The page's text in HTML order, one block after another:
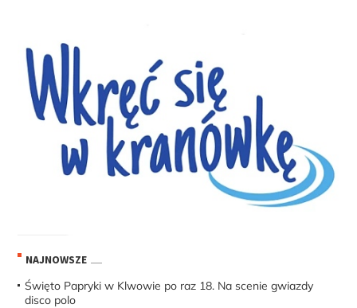
NAJNOWSZE
Święto Papryki w Klwowie po raz 18. Na scenie gwiazdy
disco polo